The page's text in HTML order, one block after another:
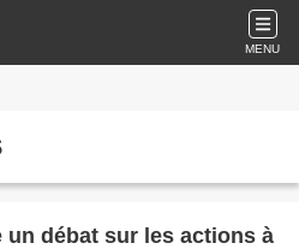
MENU
un débat sur les actions à